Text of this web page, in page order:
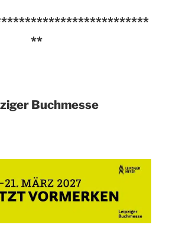
**
Buchmesse